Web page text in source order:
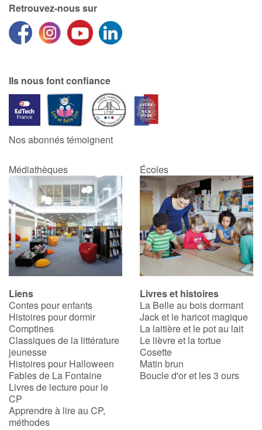
Retrouvez-nous sur
Ils nous font confiance
Nos abonnés témoignent
Médiathèques Écoles
Liens
Contes pour enfants
Histoires pour dormir
Comptines
Classiques de la littérature
jeunesse
Histoires pour Halloween
Fables de La Fontaine
Livres de lecture pour le
CP
Apprendre à lire au CP,
méthodes
Livres et histoires
La Belle au bois dormant
Jack et le haricot magique
La laitière et le pot au lait
Le lièvre et la tortue
Cosette
Matin brun
Boucle d'or et les 3 ours